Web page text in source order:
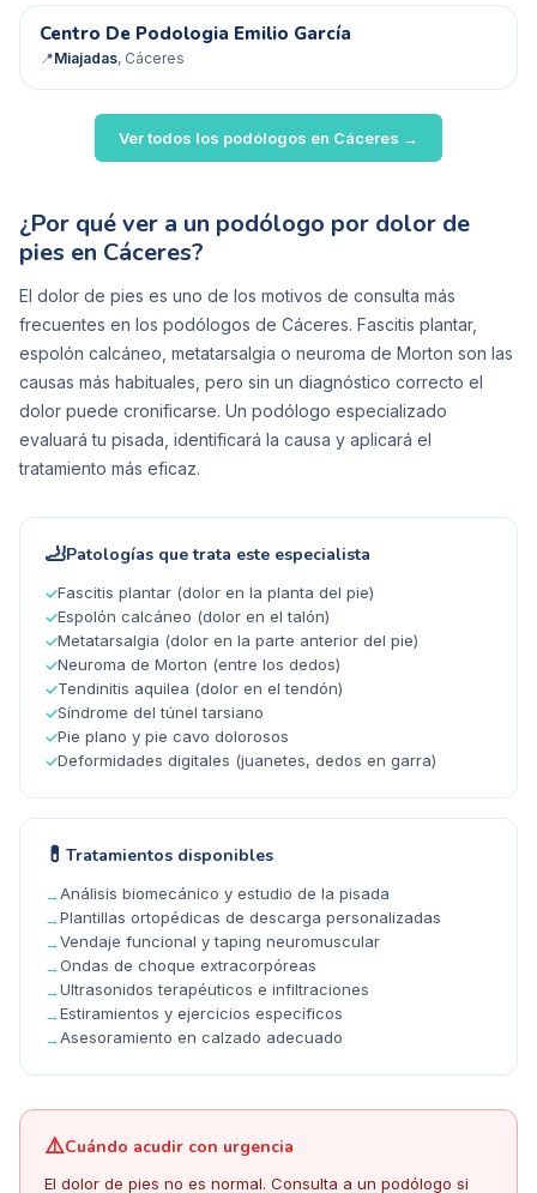
CD
Centro De Podologia Emilio García
📍Miajadas, Cáceres
Ver todos los podólogos en Cáceres →
¿Por qué ver a un podólogo por dolor de
pies en Cáceres?
El dolor de pies es uno de los motivos de consulta más
frecuentes en los podólogos de Cáceres. Fascitis plantar,
espolón calcáneo, metatarsalgia o neuroma de Morton son las
causas más habituales, pero sin un diagnóstico correcto el
dolor puede cronificarse. Un podólogo especializado
evaluará tu pisada, identificará la causa y aplicará el
tratamiento más eficaz.
🦶Patologías que trata este especialista
✓Fascitis plantar (dolor en la planta del pie)
✓Espolón calcáneo (dolor en el talón)
✓Metatarsalgia (dolor en la parte anterior del pie)
✓Neuroma de Morton (entre los dedos)
✓Tendinitis aquilea (dolor en el tendón)
✓Síndrome del túnel tarsiano
✓Pie plano y pie cavo dolorosos
✓Deformidades digitales (juanetes, dedos en garra)
💊 Tratamientos disponibles
→Análisis biomecánico y estudio de la pisada
→Plantillas ortopédicas de descarga personalizadas
→Vendaje funcional y taping neuromuscular
→Ondas de choque extracorpóreas
→Ultrasonidos terapéuticos e infiltraciones
→Estiramientos y ejercicios específicos
→Asesoramiento en calzado adecuado
⚠️Cuándo acudir con urgencia
El dolor de pies no es normal. Consulta a un podólogo si